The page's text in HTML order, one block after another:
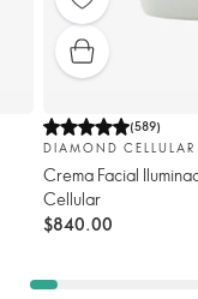
(589)
DIAMOND CELLULAR
Crema Facial
Cellular
$840.00